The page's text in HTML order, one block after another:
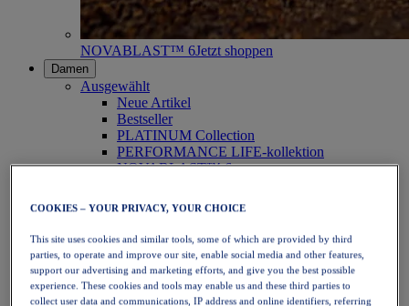
NOVABLAST™ 6Jetzt shoppen
Damen
Ausgewählt
Neue Artikel
Bestseller
PLATINUM Collection
PERFORMANCE LIFE-kollektion
NOVABLAST™ 6
Laufen
Trailrunning
Tennis
Volleyball
Handball
Padel
Korbball
COOKIES – YOUR PRIVACY, YOUR CHOICE
This site uses cookies and similar tools, some of which are provided by third
parties, to operate and improve our site, enable social media and other features,
support our advertising and marketing efforts, and give you the best possible
experience. These cookies and tools may enable us and these third parties to
collect user data and communications, IP address and online identifiers, referring